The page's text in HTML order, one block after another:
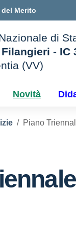
Merito
di
- IC
(VV)
Novità
Piano